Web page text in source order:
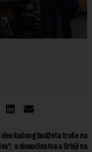
deo kućnog budžeta troše na
a domaćinstva u Srbiji na